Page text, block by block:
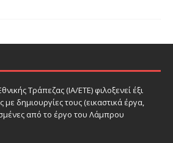
Τράπεζας (ΙΑ/ΕΤΕ) φιλοξενεί έξι
με δημιουργίες τους (εικαστικά έργα,
από το έργο του Λάμπρου